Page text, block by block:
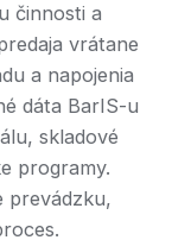
činnosti a
vrátane
a napojenia
dáta BarIS-u
skladové
programy.
prevádzku,